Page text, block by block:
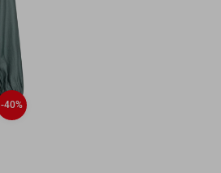
-40%